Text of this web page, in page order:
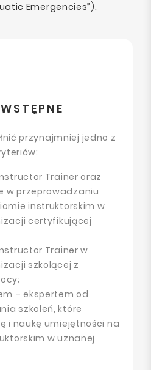
Emergencies”).
przynajmniej jedno z
Trainer oraz
w przeprowadzaniu
instruktorskim w
certyfikującej
Trainer w
szkolącej z
– ekspertem od
szkoleń, które
i naukę umiejętności na
w uznanej